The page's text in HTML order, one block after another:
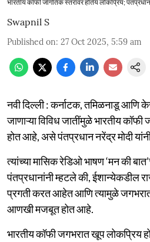
भारतीय कॉफी जागतिक स्तरावर होतेय लोकप्रिय;
Swapnil S
Published on: 27 Oct 2025, 5:59 am
नवी दिल्ली : कर्नाटक, तमिळनाडू आणि
जाणाऱ्या विविध जातींमुळे भारतीय
होत आहे, असे पंतप्रधान नरेंद्र मोदी यांनी
त्यांच्या मासिक रेडिओ भाषण ‘मन की
पंतप्रधानांनी म्हटले की, ईशान्येकडील
प्रगती करत आहेत आणि त्यामुळे
आणखी मजबूत होत आहे.
भारतीय कॉफी जगभरात खूप लोकप्रिय